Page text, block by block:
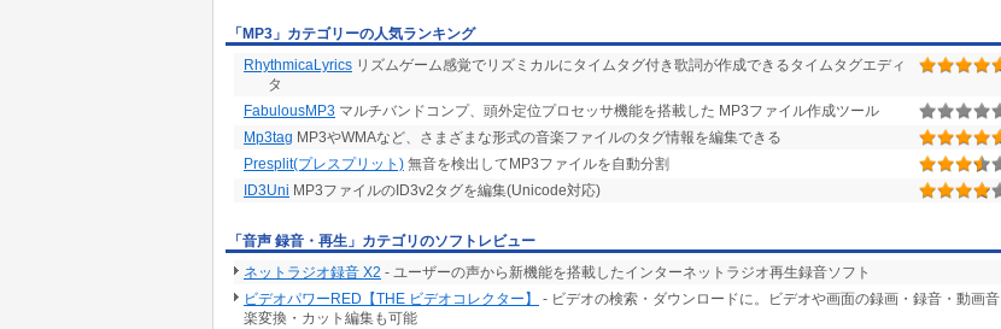
「MP3」カテゴリーの人気ランキング
RhythmicaLyrics リズムゲーム感覚でリズミカルにタイムタグ付き歌詞が作成できるタイムタグエディ
タ
FabulousMP3 マルチバンドコンプ、頭外定位プロセッサ機能を搭載した MP3ファイル作成ツール
Mp3tag MP3やWMAなど、さまざまな形式の音楽ファイルのタグ情報を編集できる
Presplit(プレスプリット) 無音を検出してMP3ファイルを自動分割
ID3Uni MP3ファイルのID3v2タグを編集(Unicode対応)
「音声 録音・再生」カテゴリのソフトレビュー
ネットラジオ録音 X2 - ユーザーの声から新機能を搭載したインターネットラジオ再生録音ソフト
ビデオパワーRED【THE ビデオコレクター】
- ビデオの検索・ダウンロードに。ビデオや画面の録画・録音・動画音
楽変換・カット編集も可能